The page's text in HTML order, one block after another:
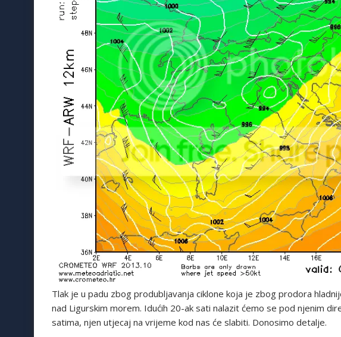
Tlak je u padu zbog produbljavanja ciklone koja je zbog prodora
nad Ligurskim morem. Idućih 20-ak sati nalazit ćemo se pod njenim
satima, njen utjecaj na vrijeme kod nas će slabiti. Donosimo detalje.